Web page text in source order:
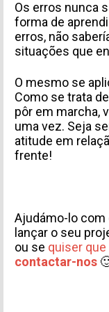
Os erros nunca
forma de
erros, não
situações que
O mesmo se
Como se trata
pôr em marcha,
uma vez. Seja
atitude em
frente!
Ajudámo-lo com
lançar o seu
ou se quiser
contactar-nos
Acepto recibir